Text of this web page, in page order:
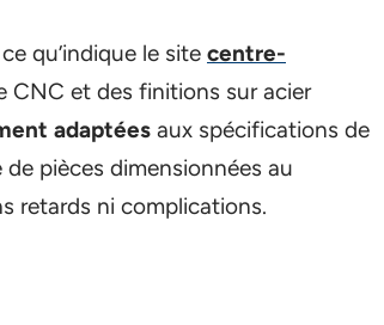
qu’indique le site centre-
CNC et des finitions sur acier
adaptées aux spécifications de
pièces dimensionnées au
retards ni complications.